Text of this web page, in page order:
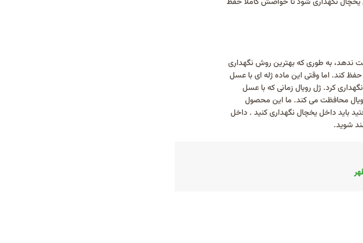
ندهد، به طوری که بهترین روش نگهداری
کرد. ژل رویال زمانی که با عسل
باید داخل یخچال نگهداری کنید . داخل